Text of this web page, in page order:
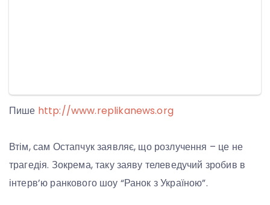
Пише http://www.replikanews.org
Втім, сам Остапчук заявляє, що розлучення – це не
трагедія. Зокрема, таку заяву телеведучий зробив в
інтерв’ю ранкового шоу “Ранок з Україною”.